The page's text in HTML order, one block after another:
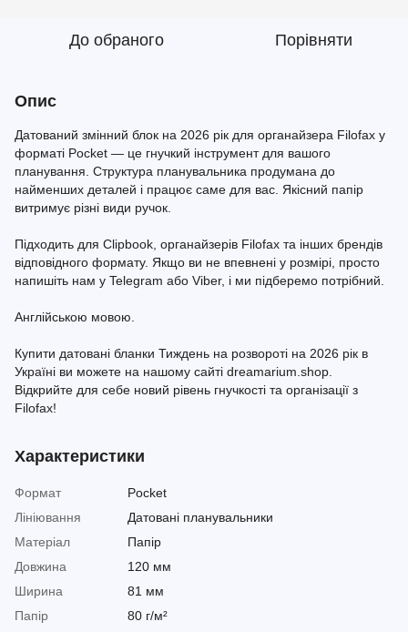
До обраного Порівняти
Опис
Датований змінний блок на 2026 рік для органайзера Filofax у
форматі Pocket — це гнучкий інструмент для вашого
планування. Структура планувальника продумана до
найменших деталей і працює саме для вас. Якісний папір
витримує різні види ручок.
Підходить для Clipbook, органайзерів Filofax та інших брендів
відповідного формату. Якщо ви не впевнені у розмірі, просто
напишіть нам у Telegram або Viber, і ми підберемо потрібний.
Англійською мовою.
Купити датовані бланки Тиждень на розвороті на 2026 рік в
Україні ви можете на нашому сайті dreamarium.shop.
Відкрийте для себе новий рівень гнучкості та організації з
Filofax!
Характеристики
Формат
Pocket
Лініювання
Датовані планувальники
Матеріал
Папір
Довжина
120 мм
Ширина
81 мм
Папір
80 г/м²